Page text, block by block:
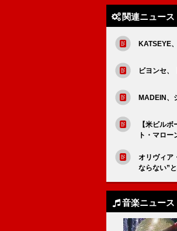
関連ニュース
KATSEYE
ビヨンセ、
MADEIN、
【米ビル
ト・マロー
オリヴィア
ならない”
音楽ニュース